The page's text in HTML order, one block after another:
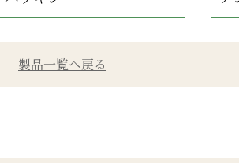
製品一覧へ戻る